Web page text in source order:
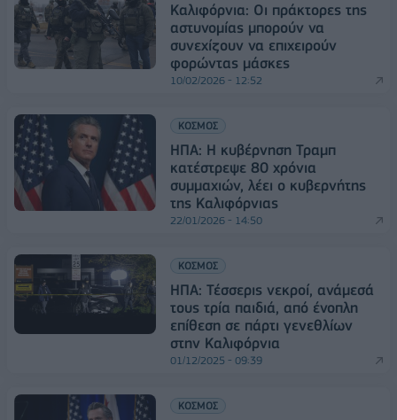
Καλιφόρνια: Οι πράκτορες της
αστυνομίας μπορούν να
συνεχίζουν να επιχειρούν
φορώντας μάσκες
10/02/2026 - 12:52
ΚΟΣΜΟΣ
ΗΠΑ: Η κυβέρνηση Τραμπ
κατέστρεψε 80 χρόνια
συμμαχιών, λέει ο κυβερνήτης
της Καλιφόρνιας
22/01/2026 - 14:50
ΚΟΣΜΟΣ
ΗΠΑ: Τέσσερις νεκροί, ανάμεσά
τους τρία παιδιά, από ένοπλη
επίθεση σε πάρτι γενεθλίων
στην Καλιφόρνια
01/12/2025 - 09:39
ΚΟΣΜΟΣ